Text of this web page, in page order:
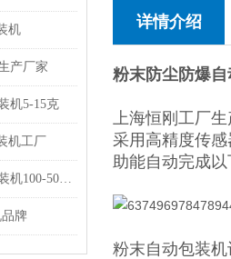
机
产厂家
机5-15克
机工厂
不锈钢袋装生粉粉末自动包装机100-500克
牌
详情介绍
粉末防尘防爆
上海恒刚工厂
采用高精度传
助能自动完成
粉末自动包装